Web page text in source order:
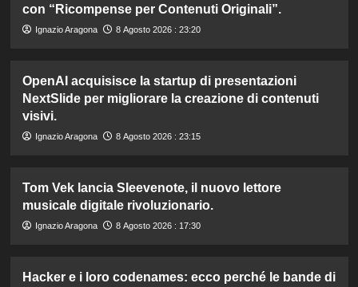
con “Ricompense per Contenuti Originali”.
Ignazio Aragona 8 Agosto 2026 : 23:20
OpenAI acquisisce la startup di presentazioni
NextSlide per migliorare la creazione di contenuti
visivi.
Ignazio Aragona 8 Agosto 2026 : 23:15
Tom Vek lancia Sleevenote, il nuovo lettore
musicale digitale rivoluzionario.
Ignazio Aragona 8 Agosto 2026 : 17:30
Hacker e i loro codenames: ecco perché le bande di